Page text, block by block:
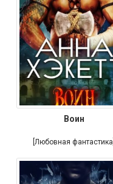
Воин
[Любовная фантастика]